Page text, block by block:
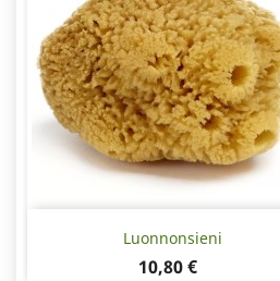
Luonnonsieni
Hinta
10,80 €